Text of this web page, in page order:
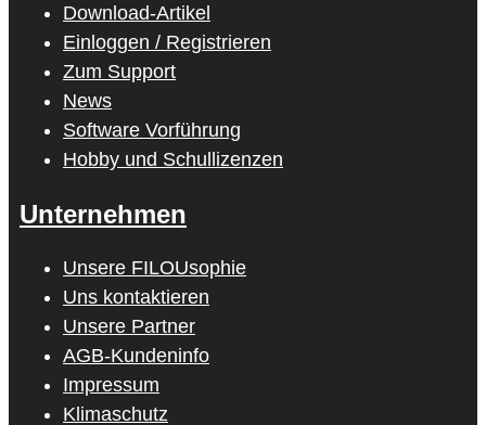
Download-Artikel
Einloggen / Registrieren
Zum Support
News
Software Vorführung
Hobby und Schullizenzen
Unternehmen
Unsere FILOUsophie
Uns kontaktieren
Unsere Partner
AGB-Kundeninfo
Impressum
Klimaschutz